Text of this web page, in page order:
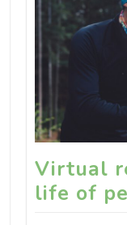
Virtual
life of